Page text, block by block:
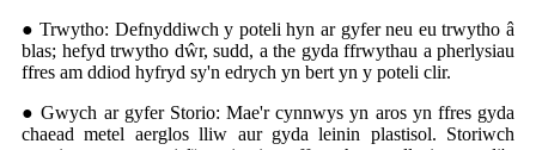
● Trwytho: Defnyddiwch y poteli hyn ar gyfer neu eu trwytho â
blas; hefyd trwytho dŵr, sudd, a the gyda ffrwythau a pherlysiau
ffres am ddiod hyfryd sy'n edrych yn bert yn y poteli clir.
● Gwych ar gyfer Storio: Mae'r cynnwys yn aros yn ffres gyda
chaead metel aerglos lliw aur gyda leinin plastisol. Storiwch